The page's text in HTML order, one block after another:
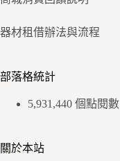
器材租借辦法與流程
部落格統計
5,931,440 個點閱數
關於本站